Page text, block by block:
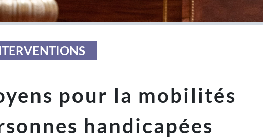
pour la mobilités
handicapées